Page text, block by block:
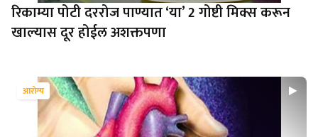
रिकाम्या पोटी दररोज पाण्यात ‘या’ 2 गोष्टी मिक्स करून
खाल्यास दूर होईल अशक्तपणा
आरोग्य